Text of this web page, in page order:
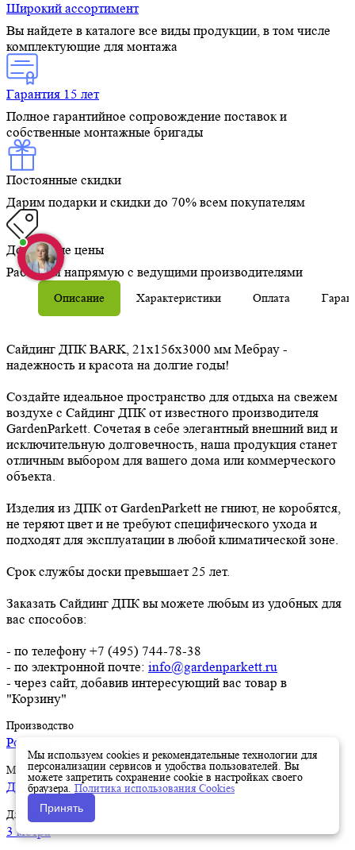
Широкий ассортимент
Вы найдете в каталоге все виды продукции, в том числе
комплектующие для монтажа
Гарантия 15 лет
Полное гарантийное сопровождение поставок и
собственные монтажные бригады
Постоянные скидки
Дарим подарки и скидки до 70% всем покупателям
Доступные цены
Работаем напрямую с ведущими производителями
Описание Характеристики Оплата
Сайдинг ДПК BARK, 21x156x3000 мм Мебрау -
надежность и красота на долгие годы!
Создайте идеальное пространство для отдыха на свежем
воздухе с Сайдинг ДПК от известного производителя
GardenParkett. Сочетая в себе элегантный внешний вид и
исключительную долговечность, наша продукция станет
отличным выбором для вашего дома или коммерческого
объекта.
Изделия из ДПК от GardenParkett не гниют, не коробятся,
не теряют цвет и не требуют специфического ухода и
подходят для эксплуатации в любой климатической зоне.
Срок службы доски превышает 25 лет.
Заказать Сайдинг ДПК вы можете любым из удобных для
вас способов:
- по телефону +7 (495) 744-78-38
- по электронной почте: info@gardenparkett.ru
- через сайт, добавив интересующий вас товар в
"Корзину"
Производство
Россия
Материал
ДПК
Длина
3 метра
Мы используем cookies и рекомендательные технологии для
персонализации сервисов и удобства пользователей. Вы
можете запретить сохранение cookie в настройках своего
браузера. Политика использования Cookies
Принять